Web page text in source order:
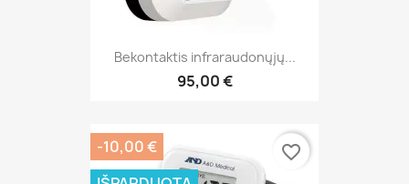
Bekontaktis infraraudonųjų...
95,00 €
-10,00 €
favorite_border